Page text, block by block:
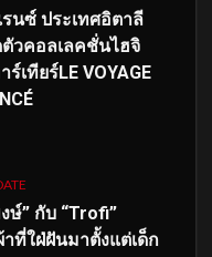
นซ์ ประเทศอิตาลี
ตัวคอลเลคชั่นไฮจิ
ร์เทียร์LE VOYAGE
ษ์” กับ “Trofi”
ที่ใฝ่ฝันมาตั้งแต่เด็ก